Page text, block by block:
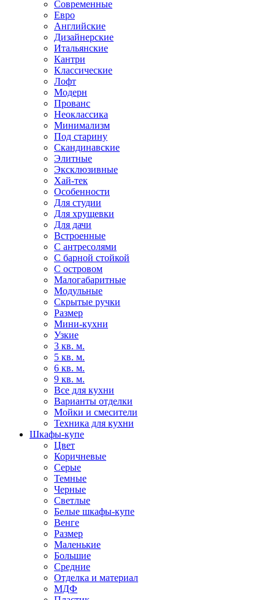
Современные
Евро
Английские
Дизайнерские
Итальянские
Кантри
Классические
Лофт
Модерн
Прованс
Неоклассика
Минимализм
Под старину
Скандинавские
Элитные
Эксклюзивные
Хай-тек
Особенности
Для студии
Для хрущевки
Для дачи
Встроенные
С антресолями
С барной стойкой
С островом
Малогабаритные
Модульные
Скрытые ручки
Размер
Мини-кухни
Узкие
3 кв. м.
5 кв. м.
6 кв. м.
9 кв. м.
Все для кухни
Варианты отделки
Мойки и смесители
Техника для кухни
Шкафы-купе
Цвет
Коричневые
Серые
Темные
Черные
Светлые
Белые шкафы-купе
Венге
Размер
Маленькие
Большие
Средние
Отделка и материал
МДФ